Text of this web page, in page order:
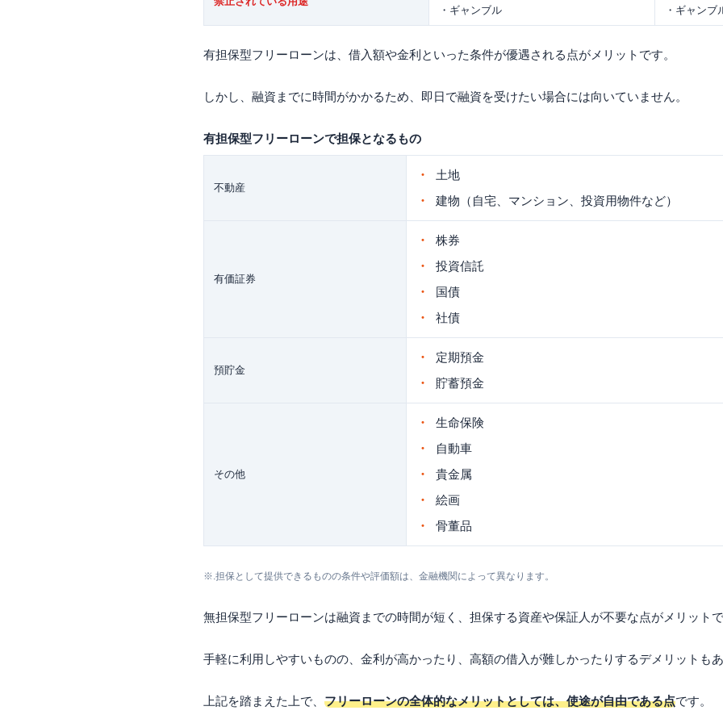
・ギャンブル ・ギャンブ
有担保型フリーローンは、借入額や金利といった条件が優遇される点がメリットです。
しかし、融資までに時間がかかるため、即日で融資を受けたい場合には向いていません。
有担保型フリーローンで担保となるもの
不動産
土地
建物（自宅、マンション、投資用物件など）
有価証券
株券
投資信託
国債
社債
預貯金
定期預金
貯蓄預金
その他
生命保険
自動車
貴金属
絵画
骨董品
※.担保として提供できるものの条件や評価額は、金融機関によって異なります。
無担保型フリーローンは融資までの時間が短く、担保する資産や保証人が不要な点がメリット
手軽に利用しやすいものの、金利が高かったり、高額の借入が難しかったりするデメリットも
上記を踏まえた上で、 フリーローンの全体的なメリットとしては、使途が自由である点です。